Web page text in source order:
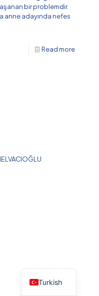
bir problemdir.
anne adayında nefes
Read more
Turkish